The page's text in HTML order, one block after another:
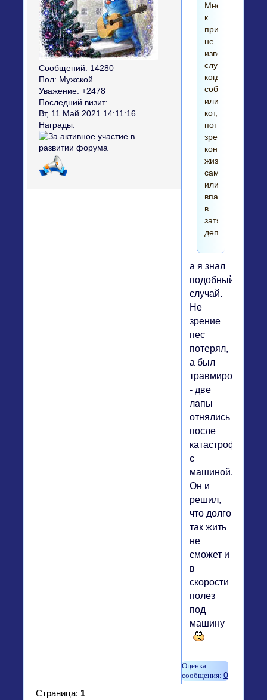
Сообщений: 14280
Пол: Мужской
Уважение: +2478
Последний визит:
Вт, 11 Май 2021 14:11:16
Награды:
Мне,
к
примеру
не
известны
случаи
когда
собака
или
кот,
потерявшие
зрение
кончали
жизнь
самоубийством
или
впадали
в
затяжную
депрессию.
а я знал
подобный
случай.
Не
зрение
пес
потерял,
а был
травмирован
- две
лапы
отнялись
после
катастрофы
с
машиной.
Он и
решил,
что долго
так жить
не
сможет и
в
скорости
полез
под
машину
0
Страница: 1